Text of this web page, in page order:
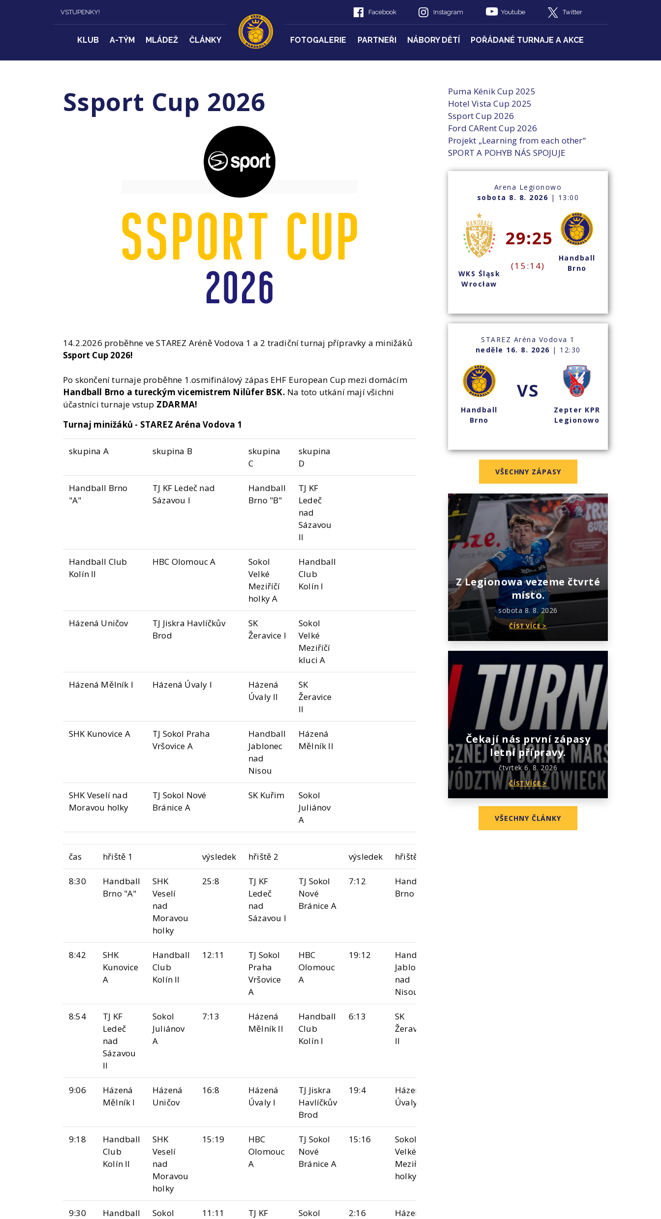
VSTUPENKY! Facebook Instagram Youtube Twitter
KLUB A-TÝM MLÁDEŽ ČLÁNKY FOTOGALERIE PARTNEŘI NÁBORY DĚTÍ POŘÁDANÉ TURNAJE A AKCE
Ssport Cup 2026
14.2.2026 proběhne ve STAREZ Aréně Vodova 1 a 2 tradiční turnaj přípravky a minižáků
Ssport Cup 2026!
Po skončení turnaje proběhne 1.osmifinálový zápas EHF European Cup mezi domácím
Handball Brno a tureckým vicemistrem Nilüfer BSK. Na toto utkání mají všichni
účastníci turnaje vstup ZDARMA!
Turnaj minižáků - STAREZ Aréna Vodova 1
skupina A skupina B
skupina
C
skupina
D
Handball Brno
"A"
TJ KF Ledeč nad
Sázavou I
Handball
Brno "B"
TJ KF
Ledeč
nad
Sázavou
II
Handball Club
Kolín II
HBC Olomouc A
Sokol
Velké
Meziříčí
holky A
Handball
Club
Kolín I
Házená Uničov
TJ Jiskra Havlíčkův
Brod
SK
Žeravice I
Sokol
Velké
Meziříčí
kluci A
Házená Mělník I Házená Úvaly I
Házená
Úvaly II
SK
Žeravice
II
SHK Kunovice A
TJ Sokol Praha
Vršovice A
Handball
Jablonec
nad
Nisou
Házená
Mělník II
SHK Veselí nad
Moravou holky
TJ Sokol Nové
Bránice A
SK Kuřim
Sokol
Juliánov
A
čas hřiště 1 výsledek hřiště 2 výsledek hřiště 3
8:30
Handball
Brno "A"
SHK
Veselí
nad
Moravou
holky
25:8
TJ KF
Ledeč
nad
Sázavou I
TJ Sokol
Nové
Bránice A
7:12
Handball
Brno "B"
8:42
SHK
Kunovice
A
Handball
Club
Kolín II
12:11
TJ Sokol
Praha
Vršovice
A
HBC
Olomouc
A
19:12
Handball
Jablonec
nad
Nisou
8:54
TJ KF
Ledeč
nad
Sázavou
II
Sokol
Juliánov
A
7:13
Házená
Mělník II
Handball
Club
Kolín I
6:13
SK
Žeravice
II
9:06
Házená
Mělník I
Házená
Uničov
16:8
Házená
Úvaly I
TJ Jiskra
Havlíčkův
Brod
19:4
Házená
Úvaly II
9:18
Handball
Club
Kolín II
SHK
Veselí
nad
Moravou
holky
15:19
HBC
Olomouc
A
TJ Sokol
Nové
Bránice A
15:16
Sokol
Velké
Meziříčí
holky A
9:30
Handball
Sokol
11:11
TJ KF
Sokol
2:16
Házená
Puma Kénik Cup 2025
Hotel Vista Cup 2025
Ssport Cup 2026
Ford CARent Cup 2026
Projekt „Learning from each other“
SPORT A POHYB NÁS SPOJUJE
Arena Legionowo
sobota 8. 8. 2026 | 13:00
WKS Śląsk
Wrocław
29:25
(15:14)
Handball
Brno
STAREZ Aréna Vodova 1
neděle 16. 8. 2026 | 12:30
Handball
Brno
VS
Zepter KPR
Legionowo
VŠECHNY ZÁPASY
Z Legionowa vezeme čtvrté
místo.
sobota 8. 8. 2026
ČÍST VÍCE >
Čekají nás první zápasy
letní přípravy.
čtvrtek 6. 8. 2026
ČÍST VÍCE >
VŠECHNY ČLÁNKY